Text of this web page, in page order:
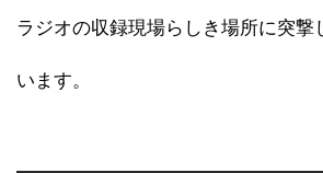
ラジオの収録現場らしき場所に突撃
います。